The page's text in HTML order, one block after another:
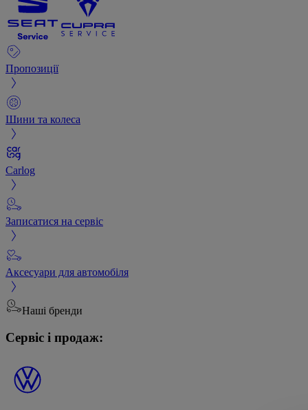
Пропозиції
Шини та колеса
Carlog
Записатися на сервіс
Аксесуари для автомобіля
Наші бренди
Сервіс і продаж: